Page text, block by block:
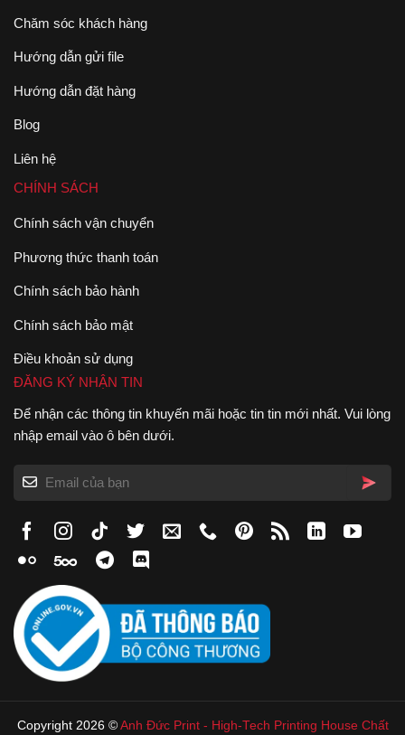
Chăm sóc khách hàng
Hướng dẫn gửi file
Hướng dẫn đặt hàng
Blog
Liên hệ
CHÍNH SÁCH
Chính sách vận chuyển
Phương thức thanh toán
Chính sách bảo hành
Chính sách bảo mật
Điều khoản sử dụng
ĐĂNG KÝ NHẬN TIN
Để nhận các thông tin khuyến mãi hoặc tin tin mới nhất. Vui lòng
nhập email vào ô bên dưới.
Copyright 2026 © Anh Đức Print- High-Tech Printing House Chất